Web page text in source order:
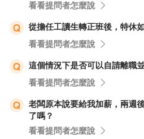
看看提問者怎麼說
從擔任工讀生轉正班後，特休
看看提問者怎麼說
這個情況下是否可以自請離職
看看提問者怎麼說
老闆原本說要給我加薪，兩週
了嗎？
看看提問者怎麼說